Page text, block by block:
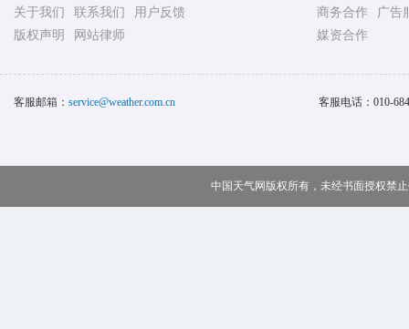
关于我们 联系我们
用户反馈
版权声明
网站律师
商务合作
广告
媒资合作
客服邮箱： service@weather.com.cn 客服电话： 010-
中国天气网版权所有，未经书面授权